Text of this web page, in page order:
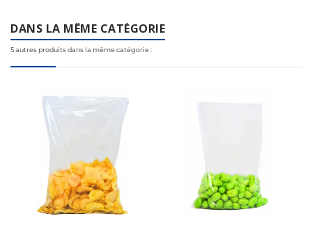
WhatsApp.
DANS LA MÊME CATÉGORIE
5 autres produits dans la même catégorie :